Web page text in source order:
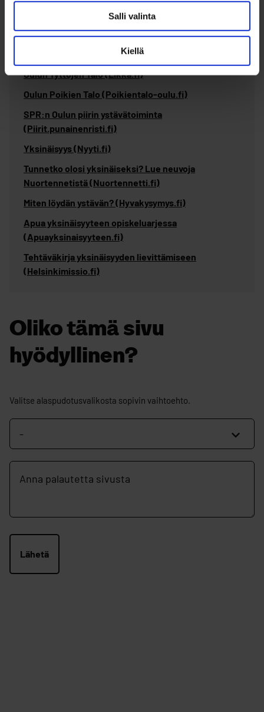
Salli valinta
Kiellä
Hyödyllisiä linkkejä
Oulun Tyttöjen Talo (Likka.fi)
Oulun Poikien Talo (Poikientalo-oulu.fi)
SPR:n Oulun piirin ystävätoiminta
(Piirit.punainenristi.fi)
Yksinäisyys (Nyyti.fi)
Tunnetko olosi yksinäiseksi? Lue neuvoja
Nuortennetistä (Nuortennetti.fi)
Miten löydän ystävän? (Hyvakysymys.fi)
Apua yksinäisyyteen opiskeluarjessa
(Apuayksinaisyyteen.fi)
Tehtäväkirja yksinäisyyden lievittämiseen
(Helsinkimissio.fi)
Oliko tämä sivu
hyödyllinen?
Oliko
Valitse alaspudotusvalikosta sopivin vaihtoehto.
Vapaamuotoinen
palautekenttä